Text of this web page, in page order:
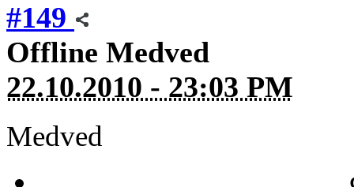
#149
Offline Medved
22.10.2010 - 23:03 PM
Medved